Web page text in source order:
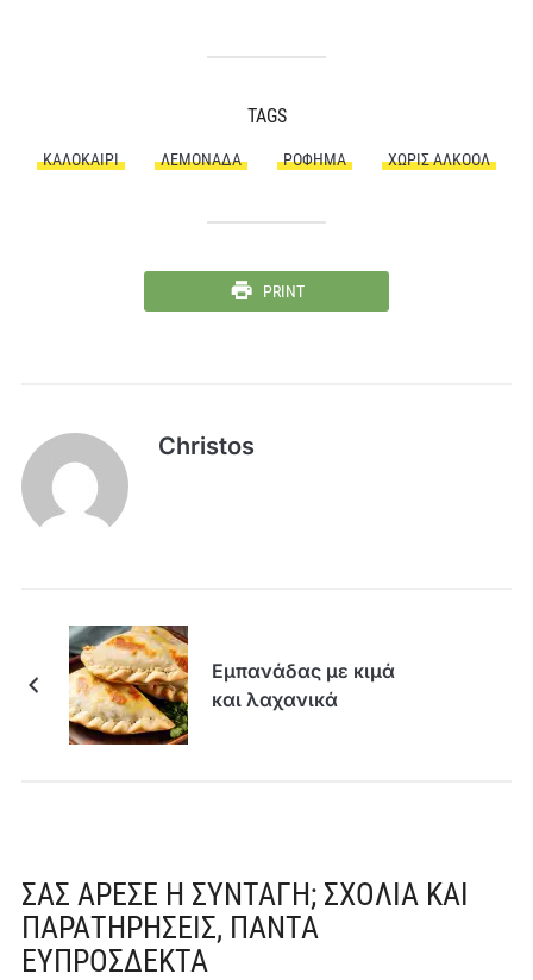
TAGS
ΚΑΛΟΚΑΊΡΙ ΛΕΜΟΝΆΔΑ ΡΌΦΗΜΑ ΧΩΡΊΣ ΑΛΚΟΌΛ
PRINT
Christos
Εμπανάδας με κιμά
και λαχανικά
ΣΑΣ ΆΡΕΣΕ Η ΣΥΝΤΑΓΉ; ΣΧΌΛΙΑ ΚΑΙ
ΠΑΡΑΤΗΡΉΣΕΙΣ, ΠΆΝΤΑ
ΕΥΠΡΌΣΔΕΚΤΑ